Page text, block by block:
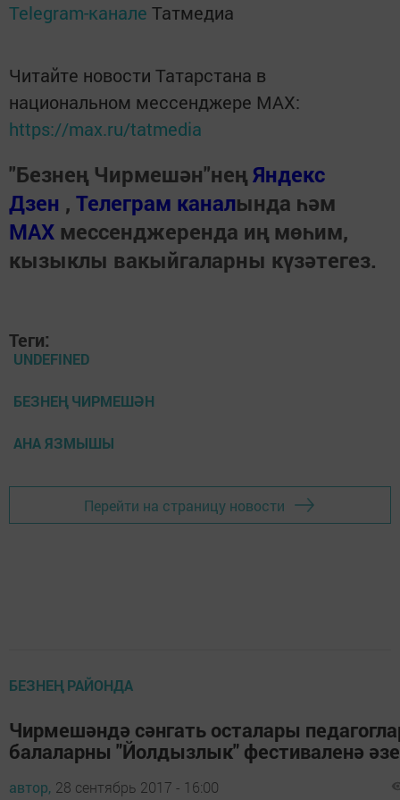
Telegram-канале Татмедиа
Читайте новости Татарстана в
национальном мессенджере MАХ:
https://max.ru/tatmedia
"Безнең Чирмешән"неңЯндекс
Дзен , Телеграм каналында һәм
МАХ мессенджеренда иң мөһим,
кызыклы вакыйгаларны күзәтегез.
Теги:
UNDEFINED
БЕЗНЕҢ ЧИРМЕШӘН
АНА ЯЗМЫШЫ
Перейти на страницу новости
БЕЗНЕҢ РАЙОНДА
Чирмешәндә сәнгать осталары
балаларны "Йолдызлык" фестиваленә
автор, 28 сентябрь 2017 - 16:00